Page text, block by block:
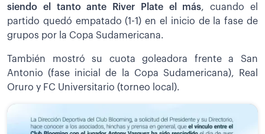
siendo el tanto ante River Plate el más,
cuando el
partido quedó empatado (1-1) en el inicio de la fase de
grupos por la Copa Sudamericana.
También mostró su cuota goleadora frente a San
Antonio (fase inicial de la Copa Sudamericana), Real
Oruro y FC Universitario (torneo local).